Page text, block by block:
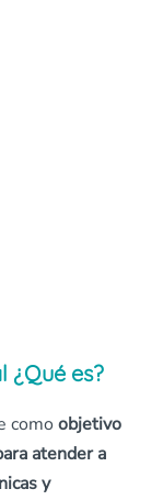
¿Qué es?
como objetivo
atender a
y